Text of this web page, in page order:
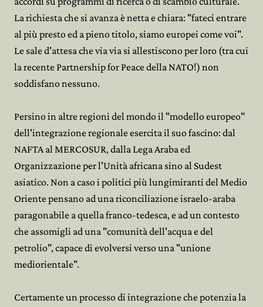
La richiesta che si avanza è netta e chiara: "fateci entrare
al più presto ed a pieno titolo, siamo europei come voi".
Le sale d'attesa che via via si allestiscono per loro (tra cui
la recente Partnership for Peace della NATO!) non
soddisfano nessuno.
Persino in altre regioni del mondo il "modello europeo"
dell'integrazione regionale esercita il suo fascino: dal
NAFTA al MERCOSUR, dalla Lega Araba ed
Organizzazione per l'Unità africana sino al Sudest
asiatico. Non a caso i politici più lungimiranti del Medio
Oriente pensano ad una riconciliazione israelo-araba
paragonabile a quella franco-tedesca, e ad un contesto
che assomigli ad una "comunità dell'acqua e del
petrolio", capace di evolversi verso una "unione
mediorientale".
Certamente un processo di integrazione che potenzia la